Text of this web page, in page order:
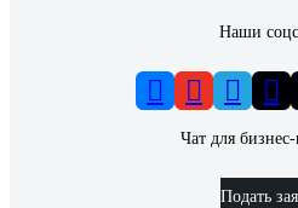
Наши
Чат для
Подать